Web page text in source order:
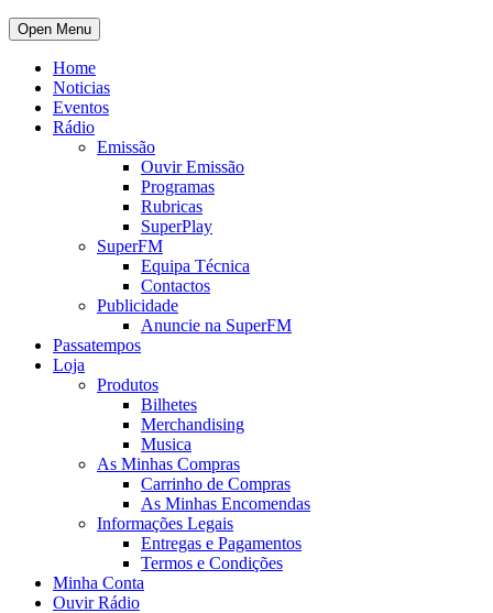
Open Menu
Home
Noticias
Eventos
Rádio
Emissão
Ouvir Emissão
Programas
Rubricas
SuperPlay
SuperFM
Equipa Técnica
Contactos
Publicidade
Anuncie na SuperFM
Passatempos
Loja
Produtos
Bilhetes
Merchandising
Musica
As Minhas Compras
Carrinho de Compras
As Minhas Encomendas
Informações Legais
Entregas e Pagamentos
Termos e Condições
Minha Conta
Ouvir Rádio